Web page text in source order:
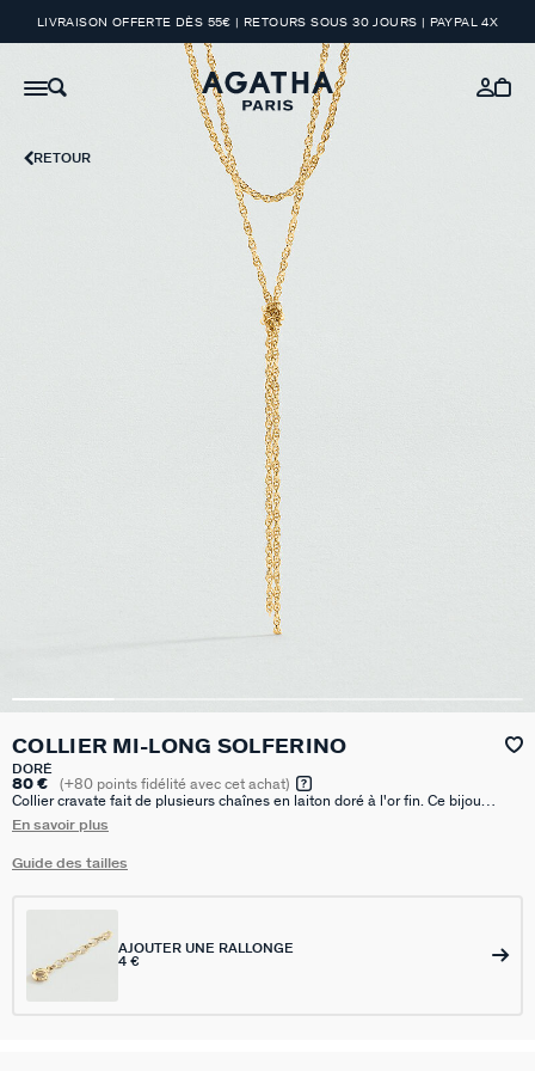
LIVRAISON OFFERTE DÈS 55€ | RETOURS SOUS 30 JOURS | PAYPAL 4X
RETOUR
COLLIER MI-LONG SOLFERINO
DORÉ
80 € (+80 points fidélité avec cet achat)
Collier cravate fait de plusieurs chaînes en laiton doré à l'or fin. Ce bijou
mesure 380 mm auquel s’ajoute une rallonge de 50 mm
En savoir plus
Guide des tailles
AJOUTER UNE RALLONGE
4 €